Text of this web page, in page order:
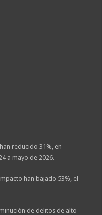
reducido 31%, en
a mayo de 2026.
han bajado 53%, el
de delitos de alto